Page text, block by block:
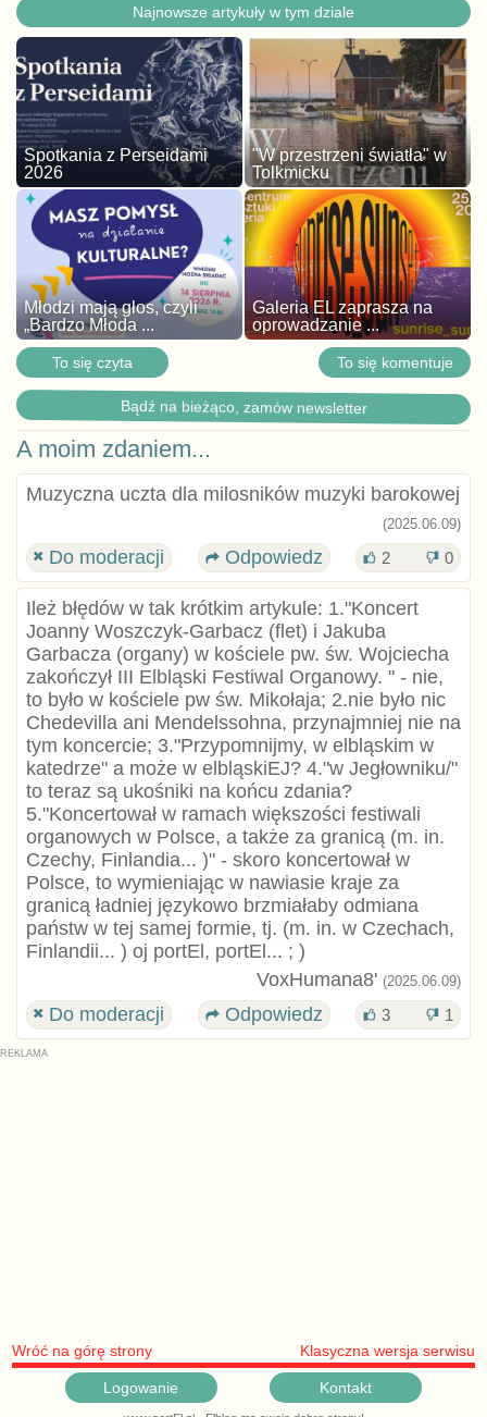
Najnowsze artykuły w tym dziale
Spotkania z Perseidami
2026
"W przestrzeni światła" w
Tolkmicku
Młodzi mają głos, czyli
„Bardzo Młoda ...
Galeria EL zaprasza na
oprowadzanie ...
To się czyta To się komentuje
Bądź na bieżąco, zamów newsletter
A moim zdaniem...
Muzyczna uczta dla milosników muzyki barokowej
(2025.06.09)
Do moderacji Odpowiedz 2 0
Ileż błędów w tak krótkim artykule: 1."Koncert
Joanny Woszczyk-Garbacz (flet) i Jakuba
Garbacza (organy) w kościele pw. św. Wojciecha
zakończył III Elbląski Festiwal Organowy. " - nie,
to było w kościele pw św. Mikołaja; 2.nie było nic
Chedevilla ani Mendelssohna, przynajmniej nie na
tym koncercie; 3."Przypomnijmy, w elbląskim w
katedrze" a może w elbląskiEJ? 4."w Jegłowniku/"
to teraz są ukośniki na końcu zdania?
5."Koncertował w ramach większości festiwali
organowych w Polsce, a także za granicą (m. in.
Czechy, Finlandia... )" - skoro koncertował w
Polsce, to wymieniając w nawiasie kraje za
granicą ładniej językowo brzmiałaby odmiana
państw w tej samej formie, tj. (m. in. w Czechach,
Finlandii... ) oj portEl, portEl... ; )
VoxHumana8' (2025.06.09)
Do moderacji Odpowiedz 3 1
Wróć na górę strony Klasyczna wersja serwisu
Logowanie Kontakt